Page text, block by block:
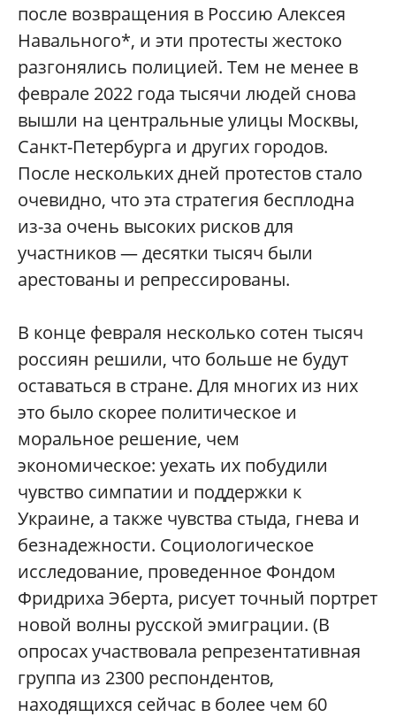
после возвращения в Россию Алексея
Навального*, и эти протесты жестоко
разгонялись полицией. Тем не менее в
феврале 2022 года тысячи людей снова
вышли на центральные улицы Москвы,
Санкт-Петербурга и других городов.
После нескольких дней протестов стало
очевидно, что эта стратегия бесплодна
из-за очень высоких рисков для
участников — десятки тысяч были
арестованы и репрессированы.
В конце февраля несколько сотен тысяч
россиян решили, что больше не будут
оставаться в стране. Для многих из них
это было скорее политическое и
моральное решение, чем
экономическое: уехать их побудили
чувство симпатии и поддержки к
Украине, а также чувства стыда, гнева и
безнадежности. Социологическое
исследование, проведенное Фондом
Фридриха Эберта, рисует точный портрет
новой волны русской эмиграции. (В
опросах участвовала репрезентативная
группа из 2300 респондентов,
находящихся сейчас в более чем 60